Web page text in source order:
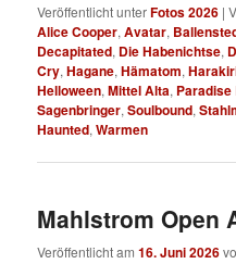
Veröffentlicht unterFotos 2026 |
Alice Cooper,Avatar,
Decapitated, Die Habenichtse,
Cry,Hagane,Hämatom,
Helloween,Mittel Alta, Paradise
Sagenbringer,Soulbound,
Haunted,Warmen
Mahlstrom Open
Veröffentlicht am16. Juni 2026